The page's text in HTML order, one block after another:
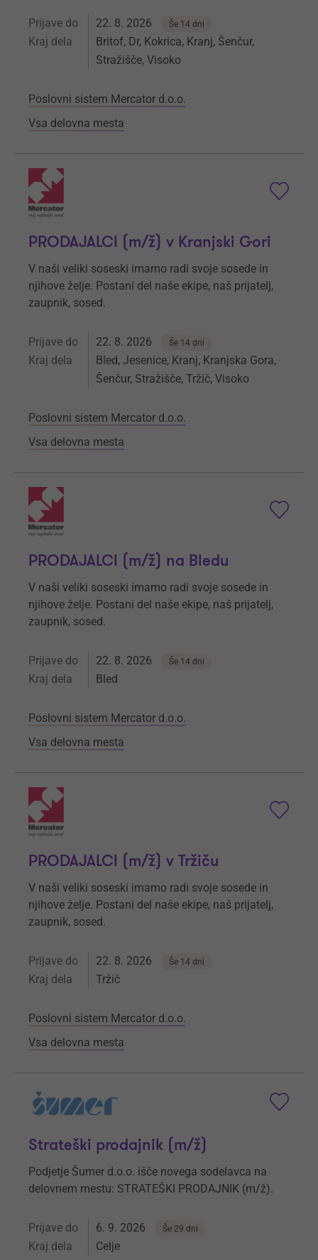
Prijave do 22. 8. 2026 Še 14 dni
Kraj dela
Britof, Dr, Kokrica, Kranj, Šenčur,
Stražišče, Visoko
Poslovni sistem Mercator d.o.o.
Vsa delovna mesta
PRODAJALCI (m/ž) v Kranjski Gori
V naši veliki soseski imamo radi svoje sosede in
njihove želje. Postani del naše ekipe, naš prijatelj,
zaupnik, sosed.
Prijave do 22. 8. 2026 Še 14 dni
Kraj dela
Bled, Jesenice, Kranj, Kranjska Gora,
Šenčur, Stražišče, Tržič, Visoko
Poslovni sistem Mercator d.o.o.
Vsa delovna mesta
PRODAJALCI (m/ž) na Bledu
V naši veliki soseski imamo radi svoje sosede in
njihove želje. Postani del naše ekipe, naš prijatelj,
zaupnik, sosed.
Prijave do 22. 8. 2026 Še 14 dni
Kraj dela Bled
Poslovni sistem Mercator d.o.o.
Vsa delovna mesta
PRODAJALCI (m/ž) v Tržiču
V naši veliki soseski imamo radi svoje sosede in
njihove želje. Postani del naše ekipe, naš prijatelj,
zaupnik, sosed.
Prijave do 22. 8. 2026 Še 14 dni
Kraj dela Tržič
Poslovni sistem Mercator d.o.o.
Vsa delovna mesta
Strateški prodajnik (m/ž)
Podjetje Šumer d.o.o. išče novega sodelavca na
delovnem mestu: STRATEŠKI PRODAJNIK (m/ž).
Prijave do 6. 9. 2026 Še 29 dni
Kraj dela Celje